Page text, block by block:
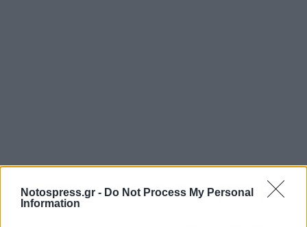
Notospress.gr - Do Not Process My Personal
Information